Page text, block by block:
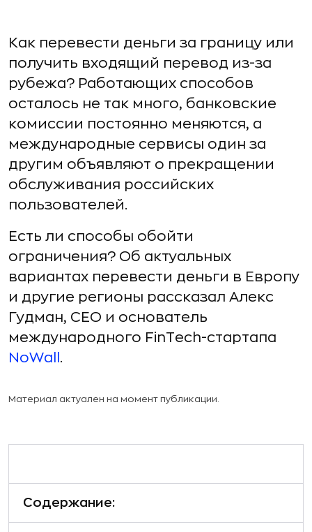
Как перевести деньги за границу или
получить входящий перевод из-за
рубежа? Работающих способов
осталось не так много, банковские
комиссии постоянно меняются, а
международные сервисы один за
другим объявляют о прекращении
обслуживания российских
пользователей.
Есть ли способы обойти
ограничения? Об актуальных
вариантах перевести деньги в Европу
и другие регионы рассказал Алекс
Гудман, CEO и основатель
международного FinTech-стартапа
NoWall .
Материал актуален на момент публикации.
Содержание: